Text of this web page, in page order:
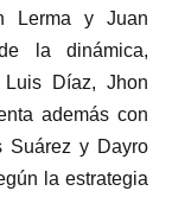
Lerma y Juan
la dinámica,
Díaz, Jhon
además con
Suárez y Dayro
la estrategia